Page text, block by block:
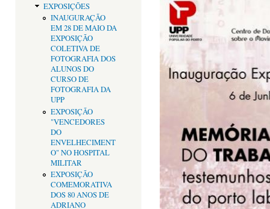
EXPOSIÇÕES
INAUGURAÇÃO
EM 28 DE MAIO DA
EXPOSIÇÃO
COLETIVA DE
FOTOGRAFIA DOS
ALUNOS DO
CURSO DE
FOTOGRAFIA DA
UPP
EXPOSIÇÃO
"VENCEDORES
DO
ENVELHECIMENT
O" NO HOSPITAL
MILITAR
EXPOSIÇÃO
COMEMORATIVA
DOS 80 ANOS DE
ADRIANO